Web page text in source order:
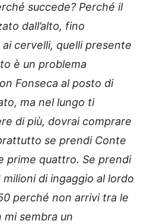
succede? Perché il
dall’alto, fino
ai cervelli, quelli presente
è un problema
Fonseca al posto di
ma nel lungo ti
di più, dovrai comprare
se prendi Conte
prime quattro. Se prendi
di ingaggio al lordo
perché non arrivi tra le
sembra un